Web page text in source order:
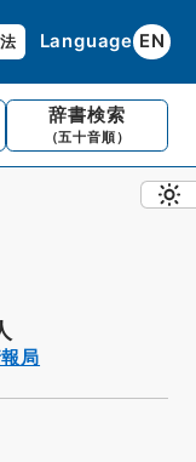
Language EN
辞書検索
（五十音順）
局